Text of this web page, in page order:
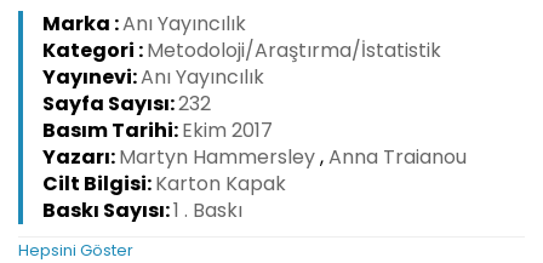
Marka :Anı Yayıncılık
Kategori :Metodoloji/Araştırma/İstatistik
Yayınevi:Anı Yayıncılık
Sayfa Sayısı:232
Basım Tarihi:Ekim 2017
Yazarı:Martyn Hammersley,Anna Traianou
Cilt Bilgisi:Karton Kapak
Baskı Sayısı:1 . Baskı
Hepsini Göster